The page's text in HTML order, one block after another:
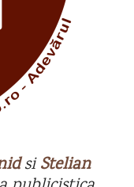
siStelian